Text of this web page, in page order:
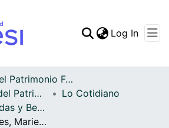
Statistics
Log In
Archivo del Patrimonio Fotográfico y Fílmico del Valle del Cauca
Fondo Archivo del Patrimonio Fotográfico y Fílmico del Valle del Cauca
Lo Cotidiano
APFFVC - Comidas y Bebidas - Patrimonial
Julio Cesar Reyes, Mariela Olarte de Reyes y María Lucía Quintero, disfrutando de una fiesta en el Club la Rivera